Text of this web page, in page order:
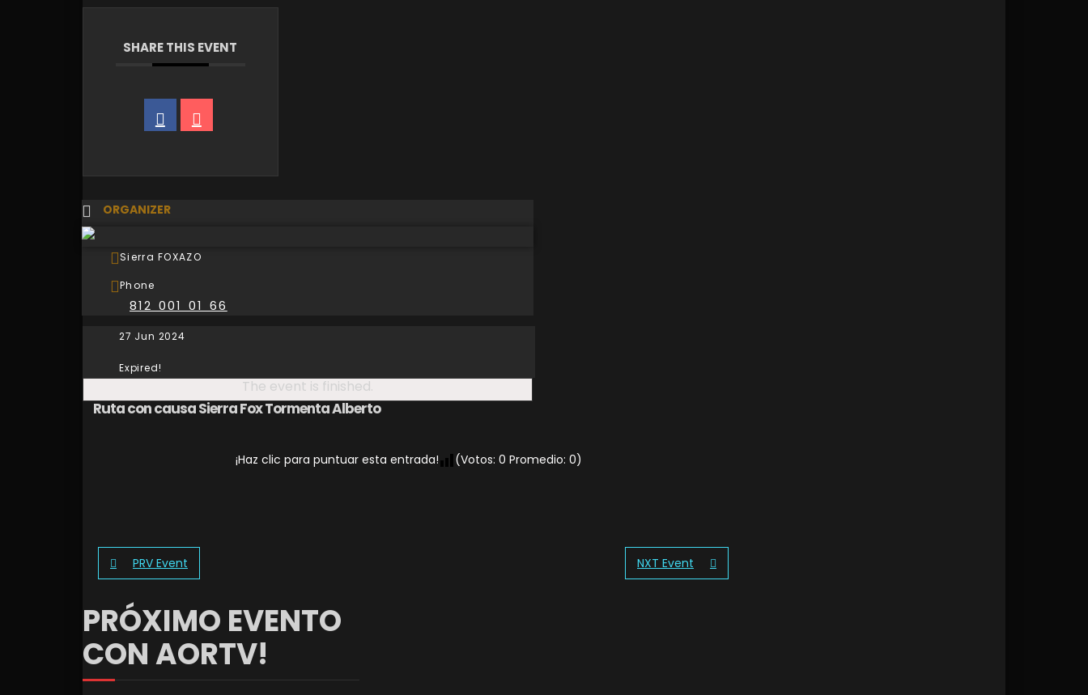
SHARE THIS EVENT
ORGANIZER
Sierra FOXAZO
Phone
812 001 01 66
27 Jun 2024
Expired!
The event is finished.
Ruta con causa Sierra Fox Tormenta Alberto
¡Haz clic para puntuar esta entrada! (Votos: 0 Promedio: 0)
PRV Event NXT Event
PRÓXIMO EVENTO
CON AORTV!